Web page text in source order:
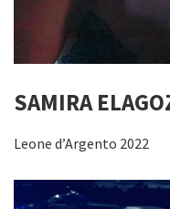
SAMIRA
Leone d’Argento 2022